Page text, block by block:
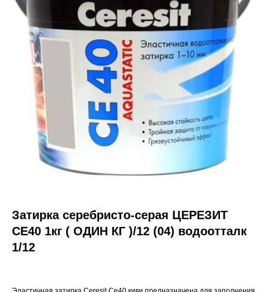
Затирка серебристо-серая ЦЕРЕЗИТ
СЕ40 1кг ( ОДИН КГ )/12 (04) водоотталк
1/12